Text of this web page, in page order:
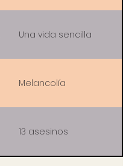
Una vida sencilla
Melancolía
13 asesinos